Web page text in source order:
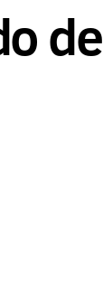
de